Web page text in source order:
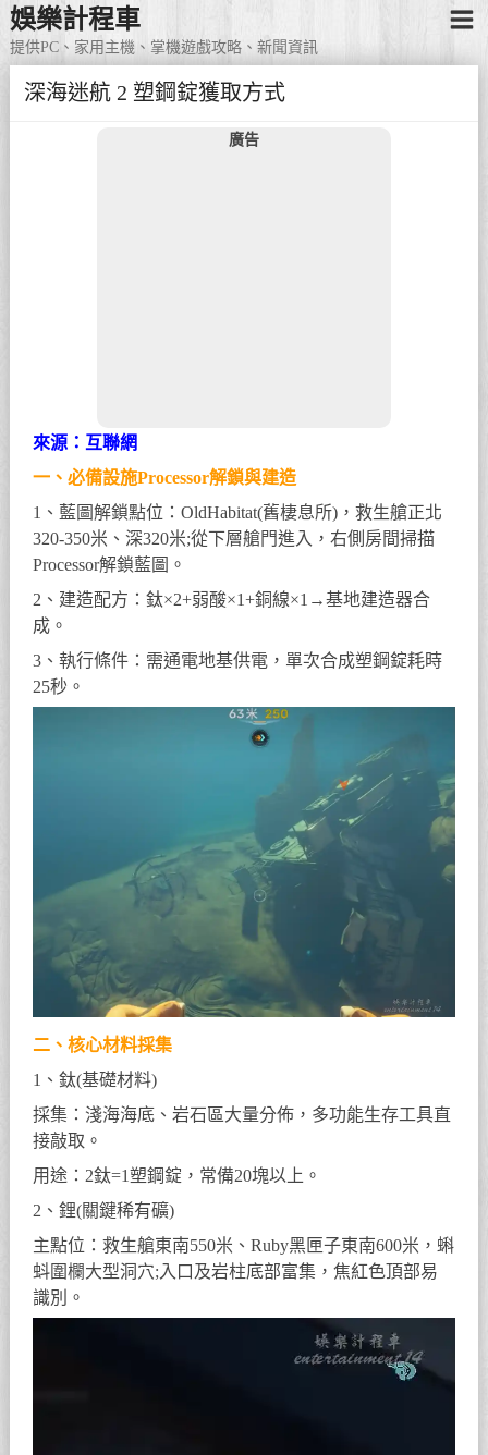
娛樂計程車
提供PC、家用主機、掌機遊戲攻略、新聞資訊
深海迷航 2 塑鋼錠獲取方式
廣告
來源：互聯網
一、必備設施Processor解鎖與建造
1、藍圖解鎖點位：OldHabitat(舊棲息所)，救生艙正北
320-350米、深320米;從下層艙門進入，右側房間掃描
Processor解鎖藍圖。
2、建造配方：鈦×2+弱酸×1+銅線×1→基地建造器合
成。
3、執行條件：需通電地基供電，單次合成塑鋼錠耗時
25秒。
二、核心材料採集
1、鈦(基礎材料)
採集：淺海海底、岩石區大量分佈，多功能生存工具直
接敲取。
用途：2鈦=1塑鋼錠，常備20塊以上。
2、鋰(關鍵稀有礦)
主點位：救生艙東南550米、Ruby黑匣子東南600米，蝌
蚪圍欄大型洞穴;入口及岩柱底部富集，焦紅色頂部易
識別。